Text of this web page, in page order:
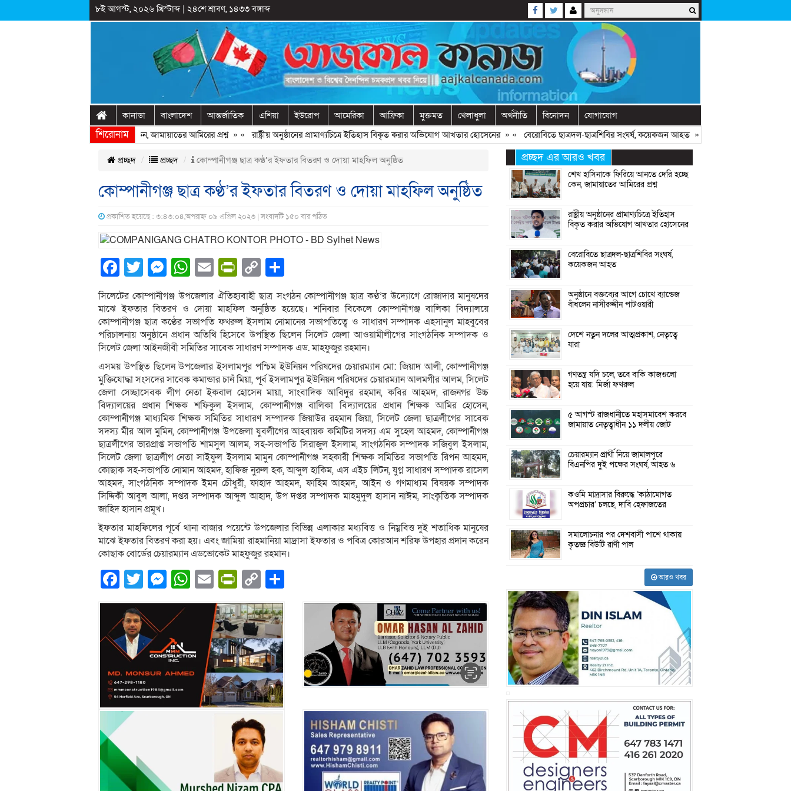
৮ই আগস্ট, ২০২৬ খ্রিস্টাব্দ| ২৪শে শ্রাবণ, ১৪৩৩ বঙ্গাব্দ
কানাডা বাংলাদেশ আন্তর্জাতিক এশিয়া ইউরোপ আমেরিকা আফ্রিকা মুক্তমত খেলাধুলা অর্থনীতি বিনোদন যোগাযোগ
শিরোনাম
ফিরিয়ে আনতে দেরি হচ্ছে কেন, জামায়াতের আমিরের প্রশ্ন» «রাষ্ট্রীয় অনুষ্ঠানের প্রামাণ্যচিত্রে ইতিহাস বিকৃত করার অভিযোগ আখতার হোসেনের» «বেরোবিতে ছাত্রদল-ছাত্রশিবির সংঘর্ষ, কয়েকজন আহত» «অনুষ্ঠানে বক্তব্যের আগে
প্রচ্ছদ প্রচ্ছদ কোম্পানীগঞ্জ ছাত্র কণ্ঠ’র ইফতার বিতরণ ও দোয়া মাহফিল অনুষ্ঠিত
কোম্পানীগঞ্জ ছাত্র কণ্ঠ’র ইফতার বিতরণ ও দোয়া মাহফিল অনুষ্ঠিত
প্রকাশিত হয়েছে : ৩:৪৩:০৪,অপরাহ্ন ০৯ এপ্রিল ২০২৩ | সংবাদটি ১৫০ বার পঠিত
Facebook
Twitter
Messenger
WhatsApp
EmailPrintFriendly
Copy
Link
সিলেটের কোম্পানীগঞ্জ উপজেলার ঐতিহ্যবাহী ছাত্র সংগঠন কোম্পানীগঞ্জ ছাত্র কণ্ঠ’র উদ্যোগে রোজাদার মানুষদের
মাঝে ইফতার বিতরণ ও দোয়া মাহফিল অনুষ্ঠিত হয়েছে। শনিবার বিকেলে কোম্পানীগঞ্জ বালিকা বিদ্যালয়ে
কোম্পানীগঞ্জ ছাত্র কণ্ঠের সভাপতি ফখরুল ইসলাম নোমানের সভাপতিত্বে ও সাধারণ সম্পাদক এহসানুল মাহবুবের
পরিচালনায় অনুষ্ঠানে প্রধান অতিথি হিসেবে উপস্থিত ছিলেন সিলেট জেলা আওয়ামীলীগের সাংগঠনিক সম্পাদক ও
সিলেট জেলা আইনজীবী সমিতির সাবেক সাধারণ সম্পাদক এড. মাহফুজুর রহমান।
এসময় উপস্থিত ছিলেন উপজেলার ইসলামপুর পশ্চিম ইউনিয়ন পরিষদের চেয়ারম্যান মো: জিয়াদ আলী, কোম্পানীগঞ্জ
মুক্তিযোদ্ধা সংসদের সাবেক কমান্ডার চানঁ মিয়া, পূর্ব ইসলামপুর ইউনিয়ন পরিষদের চেয়ারম্যান আলমগীর আলম, সিলেট
জেলা সেচ্ছাসেবক লীগ নেতা ইকবাল হোসেন মায়া, সাংবাদিক আবিদুর রহমান, কবির আহমদ, রাজনগর উচ্চ
বিদ্যালয়ের প্রধান শিক্ষক শফিকুল ইসলাম, কোম্পানীগঞ্জ বালিকা বিদ্যালয়ের প্রধান শিক্ষক আমির হোসেন,
কোম্পানীগঞ্জ মাধ্যমিক শিক্ষক সমিতির সাধারণ সম্পাদক জিয়াউর রহমান জিয়া, সিলেট জেলা ছাত্রলীগের সাবেক
সদস্য মীর আল মুমিন, কোম্পানীগঞ্জ উপজেলা যুবলীগের আহবায়ক কমিটির সদস্য এম সুহেল আহমদ, কোম্পানীগঞ্জ
ছাত্রলীগের ভারপ্রাপ্ত সভাপতি শামসুল আলম, সহ-সভাপতি সিরাজুল ইসলাম, সাংগঠনিক সম্পাদক সজিবুল ইসলাম,
সিলেট জেলা ছাত্রলীগ নেতা সাইফুল ইসলাম মামুন কোম্পানীগঞ্জ সহকারী শিক্ষক সমিতির সভাপতি রিপন আহমদ,
কোছাক সহ-সভাপতি নোমান আহমদ, হাফিজ নুরুল হক, আব্দুল হাকিম, এস এইচ লিটন, যুগ্ন সাধারণ সম্পাদক রাসেল
আহমদ, সাংগঠনিক সম্পাদক ইমন চৌধুরী, ফাহাদ আহমদ, ফাহিম আহমদ, আইন ও গণমাধ্যম বিষয়ক সম্পাদক
সিদ্দিকী আবুল আলা, দপ্তর সম্পাদক আব্দুল আহাদ, উপ দপ্তর সম্পাদক মাহমুদুল হাসান নাঈম, সাংকৃতিক সম্পাদক
জাহিদ হাসান প্রমূখ।
ইফতার মাহফিলের পূর্বে থানা বাজার পয়েন্টে উপজেলার বিভিন্ন এলাকার মধ্যবিত্ত ও নিম্নবিত্ত দুই শতাধিক মানুষের
মাঝে ইফতার বিতরণ করা হয়। এবং জামিয়া রাহমানিয়া মাদ্রাসা ইফতার ও পবিত্র কোরআন শরিফ উপহার প্রদান করেন
কোছাক বোর্ডের চেয়ারম্যান এডভোকেট মাহফুজুর রহমান।
Facebook
Twitter
Messenger
WhatsApp
EmailPrintFriendly
Copy
Link
প্রচ্ছদ এর আরও খবর
শেখ হাসিনাকে ফিরিয়ে আনতে দেরি হচ্ছে
কেন, জামায়াতের আমিরের প্রশ্ন
রাষ্ট্রীয় অনুষ্ঠানের প্রামাণ্যচিত্রে ইতিহাস
বিকৃত করার অভিযোগ আখতার হোসেনের
বেরোবিতে ছাত্রদল-ছাত্রশিবির সংঘর্ষ,
কয়েকজন আহত
অনুষ্ঠানে বক্তব্যের আগে চোখে ব্যান্ডেজ
বাঁধলেন নাসীরুদ্দীন পাটওয়ারী
দেশে নতুন দলের আত্মপ্রকাশ, নেতৃত্বে
যারা
গণতন্ত্র যদি চলে, তবে বাকি কাজগুলো
হয়ে যায়: মির্জা ফখরুল
৫ আগস্ট রাজধানীতে মহাসমাবেশ করবে
জামায়াত নেতৃত্বাধীন ১১ দলীয় জোট
চেয়ারম্যান প্রার্থী নিয়ে জামালপুরে
বিএনপির দুই পক্ষের সংঘর্ষ, আহত ৬
কওমি মাদ্রাসার বিরুদ্ধে ‘কাঠামোগত
অপপ্রচার’ চলছে, দাবি হেফাজতের
সমালোচনার পর দেশবাসী পাশে থাকায়
কৃতজ্ঞ বিউটি রাণী পাল
আরও খবর